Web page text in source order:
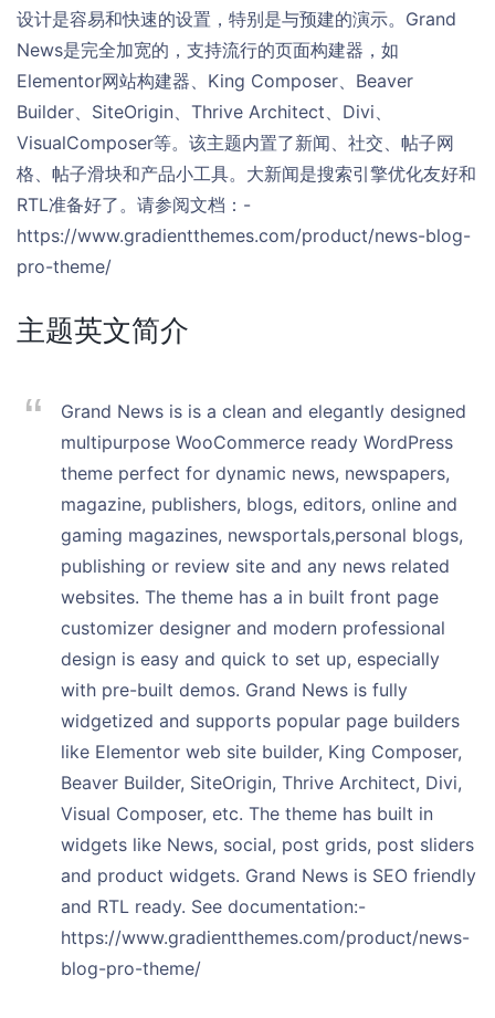
设计是容易和快速的设置，特别是与预建的演示。Grand
News是完全加宽的，支持流行的页面构建器，如
Elementor网站构建器、King Composer、Beaver
Builder、SiteOrigin、Thrive Architect、Divi、
VisualComposer等。该主题内置了新闻、社交、帖子网
格、帖子滑块和产品小工具。大新闻是搜索引擎优化友好和
RTL准备好了。请参阅文档：-
https://www.gradientthemes.com/product/news-blog-
pro-theme/
主题英文简介
Grand News is is a clean and elegantly designed
multipurpose WooCommerce ready WordPress
theme perfect for dynamic news, newspapers,
magazine, publishers, blogs, editors, online and
gaming magazines, newsportals,personal blogs,
publishing or review site and any news related
websites. The theme has a in built front page
customizer designer and modern professional
design is easy and quick to set up, especially
with pre-built demos. Grand News is fully
widgetized and supports popular page builders
like Elementor web site builder, King Composer,
Beaver Builder, SiteOrigin, Thrive Architect, Divi,
Visual Composer, etc. The theme has built in
widgets like News, social, post grids, post sliders
and product widgets. Grand News is SEO friendly
and RTL ready. See documentation:-
https://www.gradientthemes.com/product/news-
blog-pro-theme/